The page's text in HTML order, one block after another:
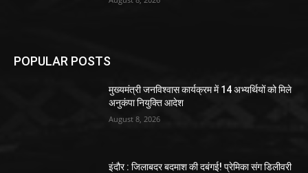
POPULAR POSTS
मुख्यमंत्री जनविश्वास कार्यक्रम में 14 अभ्यर्थियों को मिले
अनुकंपा नियुक्ति आदेश
August 8, 2026
इंदौर : जिलाबदर बदमाश की दबंगई! प्रेमिका संग डिलीवरी